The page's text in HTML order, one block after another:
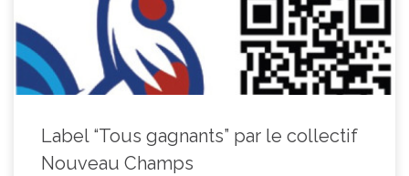
Label “Tous gagnants” par le collectif
Nouveau Champs